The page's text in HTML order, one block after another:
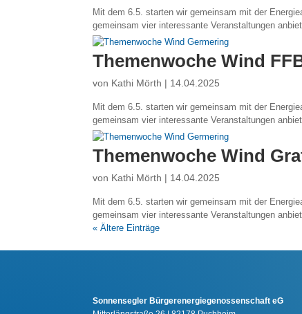
Mit dem 6.5. starten wir gemeinsam mit der
gemeinsam vier interessante Veranstaltungen
Themenwoche Wind
von Kathi Mörth | 14.04.2025
Mit dem 6.5. starten wir gemeinsam mit der
gemeinsam vier interessante Veranstaltungen
Themenwoche Wind
von Kathi Mörth | 14.04.2025
Mit dem 6.5. starten wir gemeinsam mit der
gemeinsam vier interessante Veranstaltungen
« Ältere Einträge
Sonnensegler Bürgerenergiegenossenschaft eG